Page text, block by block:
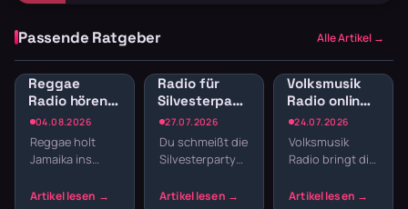
Passende Ratgeber Alle Artikel →
04.08.2026
Reggae
Radio hören:
Jamaican
Vibes und
Dancehall
Reggae holt
Jamaika ins
Der entspannte
27.07.2026
Radio für
Silvesterparty:
Die besten
Sender für
den
Jahreswechsel
Du schmeißt die
Silvesterparty
den ganzen
24.07.2026
Volksmusik
Radio online:
Traditionelle
Klänge und
Blasmusik
Volksmusik
Radio bringt dir
ins